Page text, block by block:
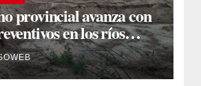
provincial avanza con
en los ríos
y en los Bajos